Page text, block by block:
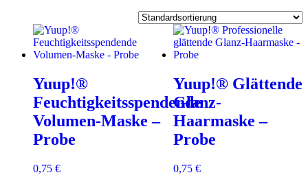
Yuup!®
Feuchtigkeitsspendende
Volumen-Maske –
Probe
0,75 €
Yuup!® Glättende
Glanz-
Haarmaske –
Probe
0,75 €